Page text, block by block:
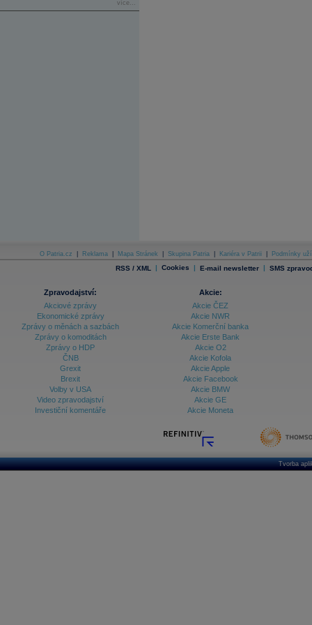
více...
O Patria.cz Reklama Mapa Stránek Skupina Patria Kariéra v Patrii Podmínky
RSS / XML | Cookies | E-mail newsletter | SMS
Zpravodajství:
Akciové zprávy
Ekonomické zprávy
Zprávy o měnách a sazbách
Zprávy o komoditách
Zprávy o HDP
ČNB
Grexit
Brexit
Volby v USA
Video zpravodajství
Investiční komentáře
Akcie:
Akcie ČEZ
Akcie NWR
Akcie Komerční banka
Akcie Erste Bank
Akcie O2
Akcie Kofola
Akcie Apple
Akcie Facebook
Akcie BMW
Akcie GE
Akcie Moneta
Tvorba